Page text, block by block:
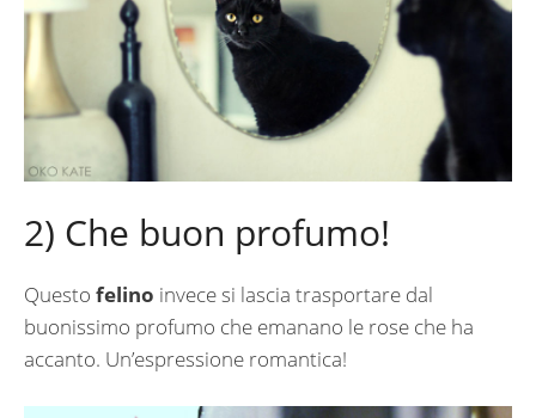
2) Che buon profumo!
Questo felino invece si lascia trasportare dal
buonissimo profumo che emanano le rose che ha
accanto. Un’espressione romantica!